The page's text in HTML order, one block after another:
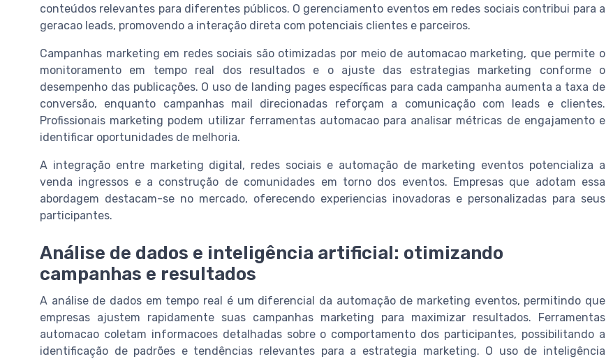
conteúdos relevantes para diferentes públicos. O gerenciamento eventos em redes sociais contribui para a
geracao leads, promovendo a interação direta com potenciais clientes e parceiros.
Campanhas marketing em redes sociais são otimizadas por meio de automacao marketing, que permite o
monitoramento em tempo real dos resultados e o ajuste das estrategias marketing conforme o
desempenho das publicações. O uso de landing pages específicas para cada campanha aumenta a taxa de
conversão, enquanto campanhas mail direcionadas reforçam a comunicação com leads e clientes.
Profissionais marketing podem utilizar ferramentas automacao para analisar métricas de engajamento e
identificar oportunidades de melhoria.
A integração entre marketing digital, redes sociais e automação de marketing eventos potencializa a
venda ingressos e a construção de comunidades em torno dos eventos. Empresas que adotam essa
abordagem destacam-se no mercado, oferecendo experiencias inovadoras e personalizadas para seus
participantes.
Análise de dados e inteligência artificial: otimizando
campanhas e resultados
A análise de dados em tempo real é um diferencial da automação de marketing eventos, permitindo que
empresas ajustem rapidamente suas campanhas marketing para maximizar resultados. Ferramentas
automacao coletam informacoes detalhadas sobre o comportamento dos participantes, possibilitando a
identificação de padrões e tendências relevantes para a estrategia marketing. O uso de inteligência